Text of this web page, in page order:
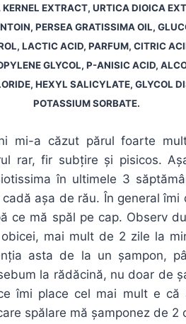
EXTRACT, URTICA DIOICA
PERSEA GRATISSIMA OIL,
LACTIC ACID, PARFUM, CITRIC
GLYCOL, P-ANISIC ACID,
HEXYL SALICYLATE, GLYCOL
POTASSIUM SORBATE.
mi-a căzut părul foarte
rar, fir subțire și pisicos.
în ultimele 3
așa de rău. În general
ce mă spăl pe cap. Observ
mai mult de 2 zile la
asta de la un șampon,
la rădăcină, nu doar de
îmi place cel mai mult e că
spălare mă șamponez de 2